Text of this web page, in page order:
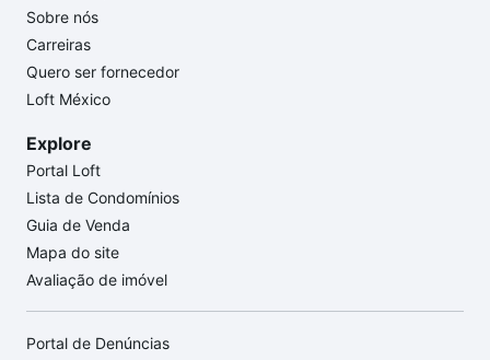
Sobre nós
Carreiras
Quero ser fornecedor
Loft México
Explore
Portal Loft
Lista de Condomínios
Guia de Venda
Mapa do site
Avaliação de imóvel
Portal de Denúncias